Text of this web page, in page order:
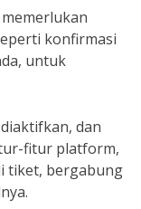
konfirmasi
untuk
dan
fitur platform,
tiket, bergabung